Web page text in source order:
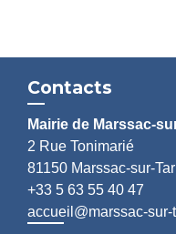
Contacts
Mairie de Marssac-
2 Rue Tonimarié
81150 Marssac-sur-
+33 5 63 55 40 47
accueil@marssac-sur-